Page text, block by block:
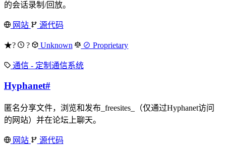
的会话录制/回放。
网站 源代码
★? ? Unknown ⊘ Proprietary
通信 - 定制通信系统
Hyphanet#
匿名分享文件，浏览和发布_freesites_（仅通过Hyphanet访问
的网站）并在论坛上聊天。
网站 源代码